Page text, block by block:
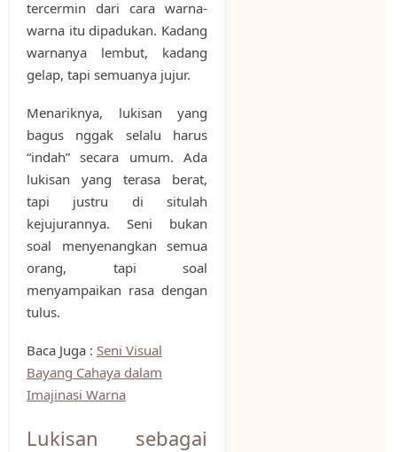
tercermin dari cara warna-
warna itu dipadukan. Kadang
warnanya lembut, kadang
gelap, tapi semuanya jujur.
Menariknya, lukisan yang
bagus nggak selalu harus
“indah” secara umum. Ada
lukisan yang terasa berat,
tapi justru di situlah
kejujurannya. Seni bukan
soal menyenangkan semua
orang, tapi soal
menyampaikan rasa dengan
tulus.
Baca Juga : Seni Visual
Bayang Cahaya dalam
Imajinasi Warna
Lukisan sebagai